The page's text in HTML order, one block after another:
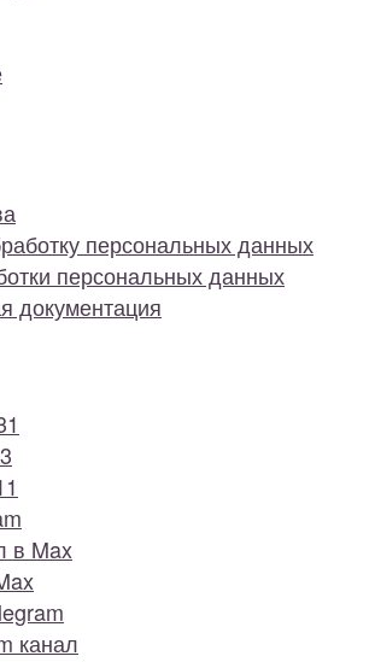
персональных данных
персональных данных
документация
в Max
канал